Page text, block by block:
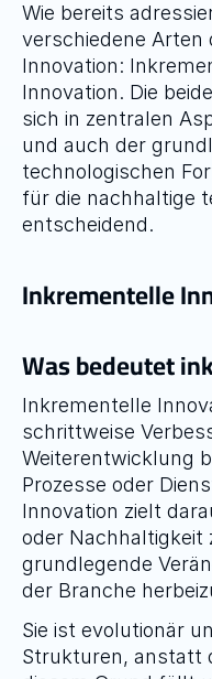
Wie bereits
verschiedene Arten
Innovation:
Innovation. Die
sich in zentralen
und auch der
technologischen
für die nachhaltige
entscheidend.
Inkrementelle
Was bedeutet
Inkrementelle
schrittweise
Weiterentwicklung
Prozesse oder
Innovation zielt
oder Nachhaltigkeit
grundlegende
der Branche
Sie ist evolutionär
Strukturen, anstatt